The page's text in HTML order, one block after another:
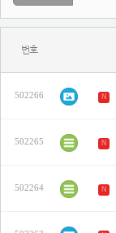
번호
502266 N
502265 N
502264 N